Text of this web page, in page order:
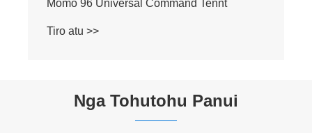
Momo 96 Universal Command Tennt
Tiro atu >>
Nga Tohutohu Panui